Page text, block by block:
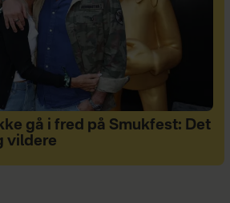
gå i fred på Smukfest: Det
vildere